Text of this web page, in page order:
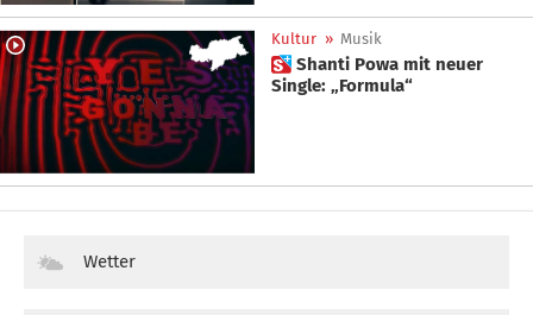
Kultur » Musik
 Shanti Powa mit neuer
Single: „Formula“
Wetter